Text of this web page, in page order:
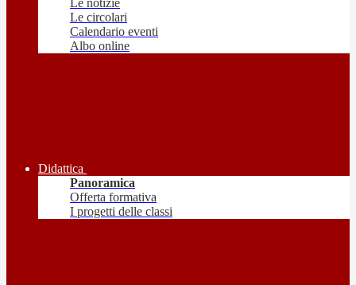
Le notizie
Le circolari
Calendario eventi
Albo online
Didattica
Panoramica
Offerta formativa
I progetti delle classi